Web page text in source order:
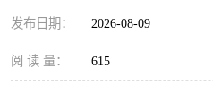
发布日期： 2026-08-09
阅 读 量： 615